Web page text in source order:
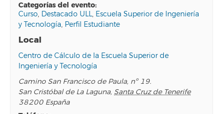
categorías del evento:
Curso, Destacado ULL, Escuela Superior de Ingeniería
y Tecnología, Perfil Estudiante
Local
Centro de Cálculo de la Escuela Superior de
Ingeniería y Tecnología
Camino San Francisco de Paula, nº 19.
San Cristóbal de La Laguna, Santa Cruz de Tenerife
38200 España